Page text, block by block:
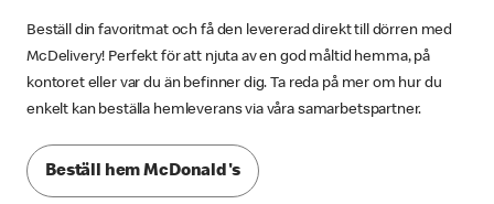
Beställ din favoritmat och få den levererad direkt till dörren med
McDelivery! Perfekt för att njuta av en god måltid hemma, på
kontoret eller var du än befinner dig. Ta reda på mer om hur du
enkelt kan beställa hemleverans via våra samarbetspartner.
Beställ hem McDonald's